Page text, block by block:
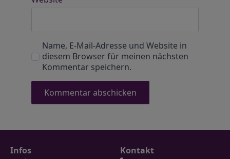
Name, E-Mail-Adresse und Website in
diesem Browser für meinen nächsten
Kommentar speichern.
Infos Kontakt